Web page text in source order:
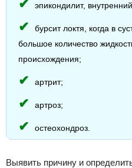
эпикондилит,
бурсит локтя, когда в
большое количество
происхождения;
артрит;
артроз;
остеохондроз.
Выявить причину и